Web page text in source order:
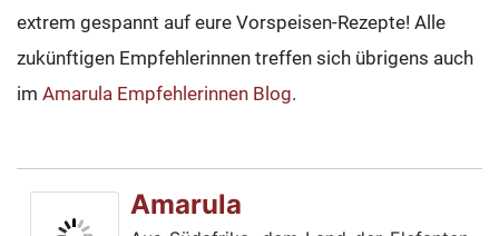
extrem gespannt auf eure Vorspeisen-Rezepte! Alle
zukünftigen Empfehlerinnen treffen sich übrigens auch
im Amarula Empfehlerinnen Blog.
Amarula